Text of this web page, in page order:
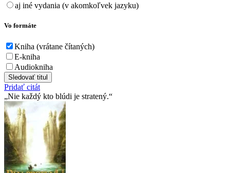
aj iné vydania (v akomkoľvek jazyku)
Vo formáte
Kniha (vrátane čítaných)
E-kniha
Audiokniha
Sledovať titul
Pridať citát
Nie každý kto blúdi je stratený.